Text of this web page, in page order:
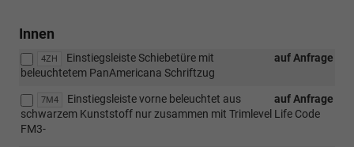
Innen
4ZH auf Anfrage
Einstiegsleiste Schiebetüre mit
beleuchtetem PanAmericana Schriftzug
7M4 auf Anfrage
Einstiegsleiste vorne beleuchtet aus
schwarzem Kunststoff nur zusammen mit Trimlevel Life Code
FM3-